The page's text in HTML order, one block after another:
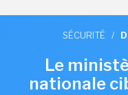
SÉCURITÉ /
Le
nationale